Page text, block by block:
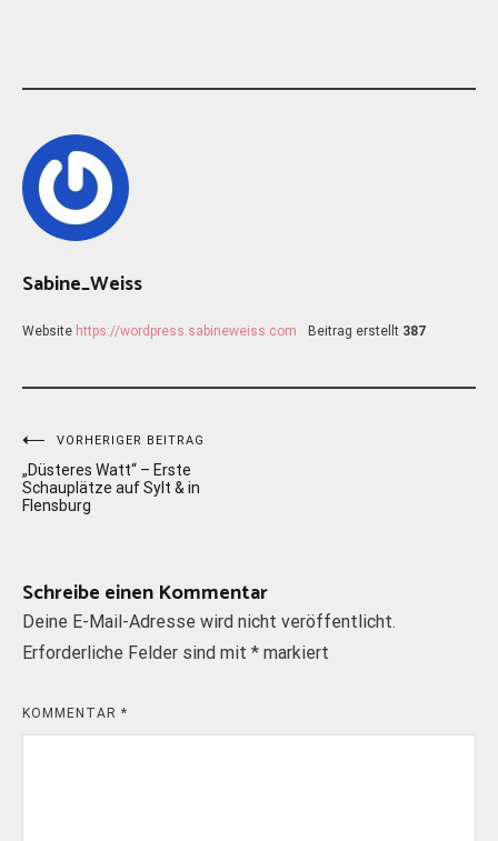
Sabine_Weiss
Website https://wordpress.sabineweiss.com Beitrag erstellt 387
Beitragsnavigation
VORHERIGER BEITRAG
„Düsteres Watt“ – Erste
Schauplätze auf Sylt & in
Flensburg
Schreibe einen Kommentar
Deine E-Mail-Adresse wird nicht veröffentlicht.
Erforderliche Felder sind mit * markiert
KOMMENTAR *